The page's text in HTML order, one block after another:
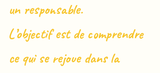
un responsable.
L’objectif est de comprendre
ce qui se rejoue dans la